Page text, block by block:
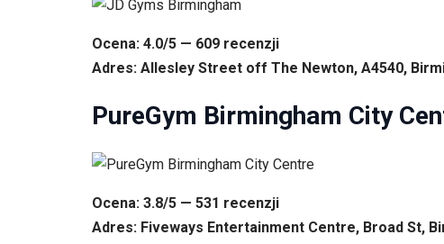
Ocena: 4.0/5 — 609 recenzji
Adres: Allesley Street off The Newton, A4540,
PureGym Birmingham City
Ocena: 3.8/5 — 531 recenzji
Adres: Fiveways Entertainment Centre, Broad St,